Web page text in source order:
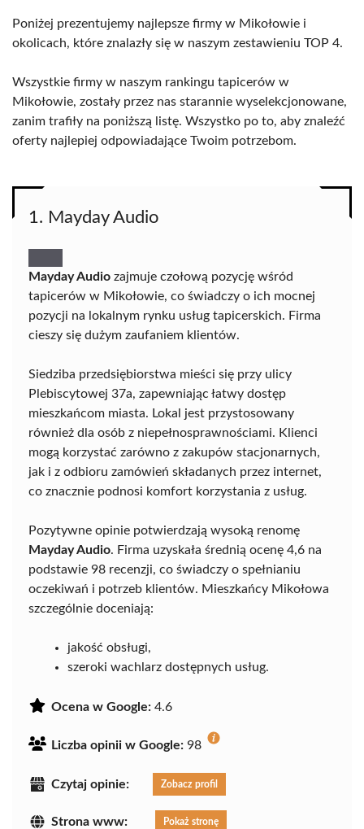
Poniżej prezentujemy najlepsze firmy w Mikołowie i
okolicach, które znalazły się w naszym zestawieniu TOP 4.
Wszystkie firmy w naszym rankingu tapicerów w
Mikołowie, zostały przez nas starannie wyselekcjonowane,
zanim trafiły na poniższą listę. Wszystko po to, aby znaleźć
oferty najlepiej odpowiadające Twoim potrzebom.
1. Mayday Audio
Mayday Audio zajmuje czołową pozycję wśród
tapicerów w Mikołowie, co świadczy o ich mocnej
pozycji na lokalnym rynku usług tapicerskich. Firma
cieszy się dużym zaufaniem klientów.
Siedziba przedsiębiorstwa mieści się przy ulicy
Plebiscytowej 37a, zapewniając łatwy dostęp
mieszkańcom miasta. Lokal jest przystosowany
również dla osób z niepełnosprawnościami. Klienci
mogą korzystać zarówno z zakupów stacjonarnych,
jak i z odbioru zamówień składanych przez internet,
co znacznie podnosi komfort korzystania z usług.
Pozytywne opinie potwierdzają wysoką renomę
Mayday Audio. Firma uzyskała średnią ocenę 4,6 na
podstawie 98 recenzji, co świadczy o spełnianiu
oczekiwań i potrzeb klientów. Mieszkańcy Mikołowa
szczególnie doceniają:
jakość obsługi,
szeroki wachlarz dostępnych usług.
Ocena w Google: 4.6
Liczba opinii w Google: 98
Czytaj opinie: Zobacz profil
Strona www: Pokaż stronę